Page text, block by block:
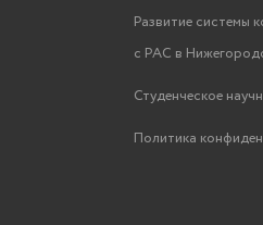
Развитие системы
с РАС в
Студенческое
Политика